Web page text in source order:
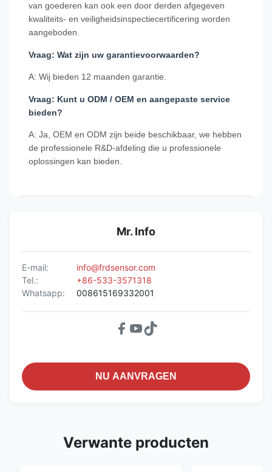
van goederen kan ook een door derden afgegeven
kwaliteits- en veiligheidsinspectiecertificering worden
aangeboden.
Vraag: Wat zijn uw garantievoorwaarden?
A: Wij bieden 12 maanden garantie.
Vraag: Kunt u ODM / OEM en aangepaste service
bieden?
A: Ja, OEM en ODM zijn beide beschikbaar, we hebben
de professionele R&D-afdeling die u professionele
oplossingen kan bieden.
Mr. Info
E-mail:
info@frdsensor.com
Tel.:
+86-533-3571318
Whatsapp:
008615169332001
NU AANVRAGEN
Verwante producten